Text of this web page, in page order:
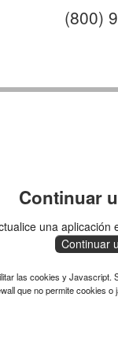
(800)
Continuar
una aplicación
Continuar
las cookies y Javascript.
que no permite cookies o